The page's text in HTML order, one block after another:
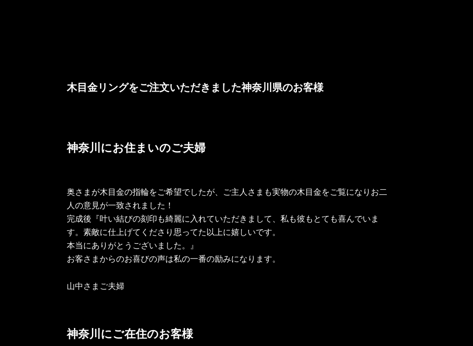
木目金リングをご注文いただきました神奈川県のお客様
神奈川にお住まいのご夫婦
奥さまが木目金の指輪をご希望でしたが、ご主人さまも実物の木目金をご覧になりお二
人の意見が一致されました！
完成後『叶い結びの刻印も綺麗に入れていただきまして、私も彼もとても喜んでいま
す。素敵に仕上げてくださり思ってた以上に嬉しいです。
本当にありがとうございました。』
お客さまからのお喜びの声は私の一番の励みになります。
山中さまご夫婦
神奈川にご在住のお客様